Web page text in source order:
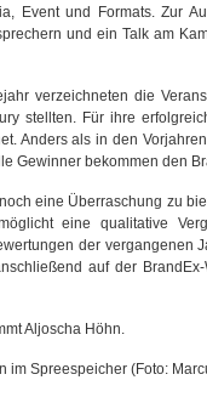
Event und Formats. Zur
und ein Talk am
verzeichneten die
stellten. Für ihre
Anders als in den
Gewinner bekommen den
eine Überraschung zu
eine qualitative
der vergangenen
auf der
Aljoscha Höhn.
im Spreespeicher (Foto: